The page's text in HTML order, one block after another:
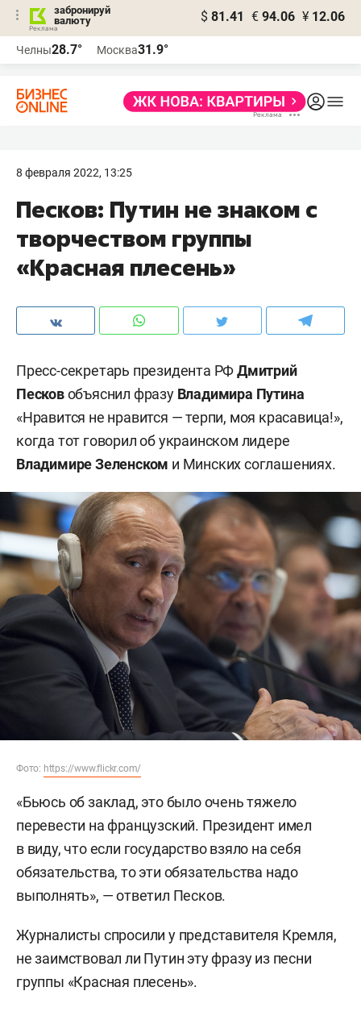
забронируй
валюту
$ 81.41 € 94.06 ¥ 12.06
Челны28.7° Москва31.9°
8 февраля 2022, 13:25
Песков: Путин не знаком с
творчеством группы
«Красная плесень»
Пресс-секретарь президента РФДмитрий
Песковобъяснил фразу Владимира Путина
«Нравится не нравится — терпи, моя красавица!»,
когда тот говорил об украинском лидере
Владимире Зеленском и Минских соглашениях.
Фото: https://www.flickr.com/
«Бьюсь об заклад, это было очень тяжело
перевести на французский. Президент имел
в виду, что если государство взяло на себя
обязательства, то эти обязательства надо
выполнять», — ответил Песков.
Журналисты спросили у представителя Кремля,
не заимствовал ли Путин эту фразу из песни
группы «Красная плесень».